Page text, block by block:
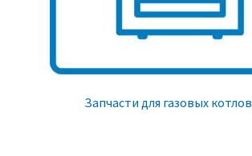
Запчасти для газовых котлов